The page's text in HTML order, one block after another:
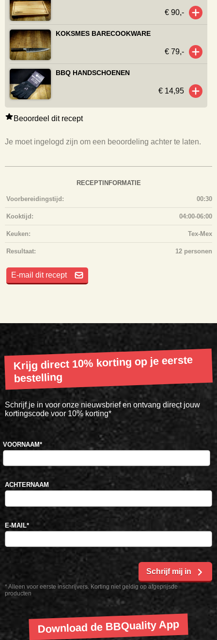
Beoordeel dit recept
Je moet ingelogd zijn om een beoordeling achter te laten.
RECEPTINFORMATIE
Voorbereidingstijd: 00:30
Kooktijd: 04:00-06:00
Keuken: Tex-Mex
Resultaat: 12 personen
E-mail dit recept
€ 90,-
KOKSMES BARECOOKWARE
€ 79,-
BBQ HANDSCHOENEN
€ 14,95
Krijg direct 10% korting op je eerste
bestelling
Schrijf je in voor onze nieuwsbrief en ontvang direct jouw
kortingscode voor 10% korting*
* Alleen voor eerste inschrijvers. Korting niet geldig op afgeprijsde
producten
VOORNAAM*
ACHTERNAAM
E-MAIL*
Schrijf mij in
Download de BBQuality App